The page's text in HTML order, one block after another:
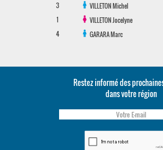
3
VILLETONMichel
1
VILLETONJocelyne
4
GARARAMarc
Restez informé des
dans votre région